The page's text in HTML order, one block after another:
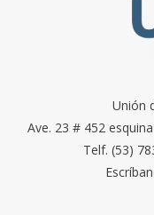
Unión
Ave. 23 # 452
Telf. (53)